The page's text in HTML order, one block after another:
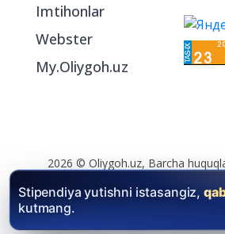
Imtihonlar
Webster
My.Oliygoh.uz
2026 © Oliygoh.uz, Barcha
Reklama/Foydalanish
Stipendiya yutishni istasangiz,
kutmang.